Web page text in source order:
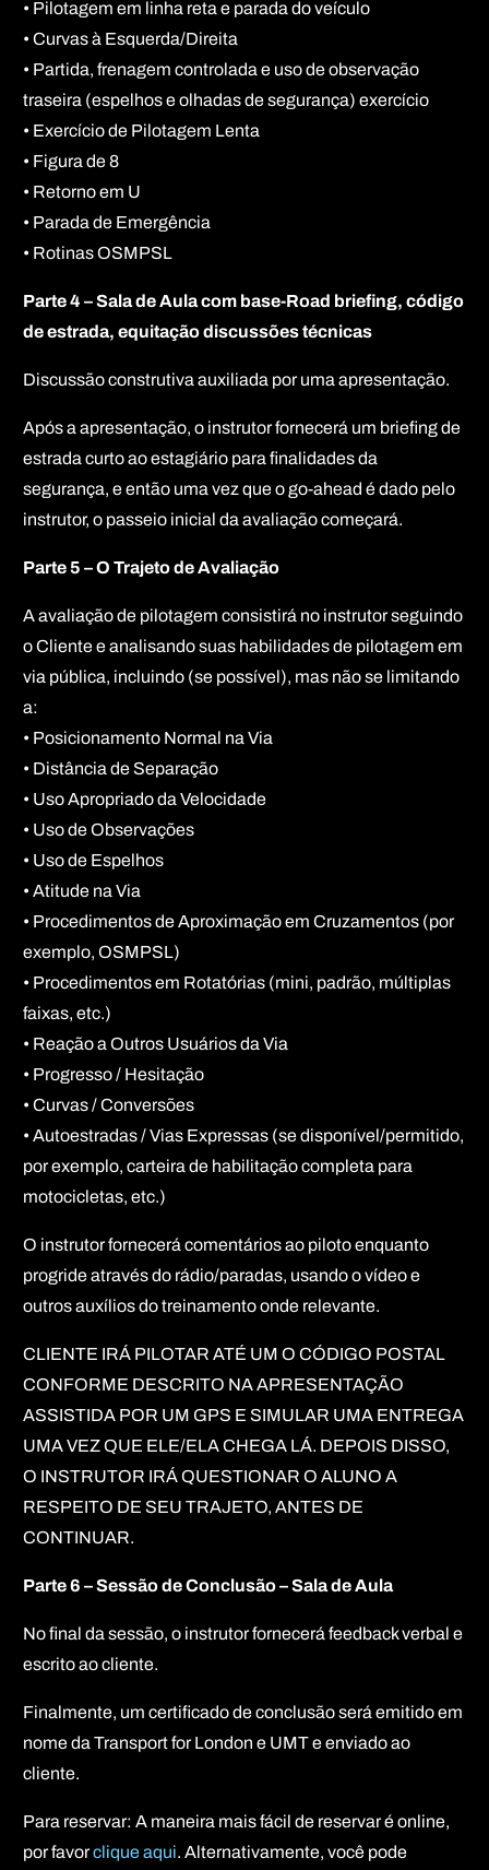
• Pilotagem em linha reta e parada do veículo
• Curvas à Esquerda/Direita
• Partida, frenagem controlada e uso de observação
traseira (espelhos e olhadas de segurança) exercício
• Exercício de Pilotagem Lenta
• Figura de 8
• Retorno em U
• Parada de Emergência
• Rotinas OSMPSL
Parte 4 – Sala de Aula com base-Road briefing, código
de estrada, equitação discussões técnicas
Discussão construtiva auxiliada por uma apresentação.
Após a apresentação, o instrutor fornecerá um briefing de
estrada curto ao estagiário para finalidades da
segurança, e então uma vez que o go-ahead é dado pelo
instrutor, o passeio inicial da avaliação começará.
Parte 5 – O Trajeto de Avaliação
A avaliação de pilotagem consistirá no instrutor seguindo
o Cliente e analisando suas habilidades de pilotagem em
via pública, incluindo (se possível), mas não se limitando
a:
• Posicionamento Normal na Via
• Distância de Separação
• Uso Apropriado da Velocidade
• Uso de Observações
• Uso de Espelhos
• Atitude na Via
• Procedimentos de Aproximação em Cruzamentos (por
exemplo, OSMPSL)
• Procedimentos em Rotatórias (mini, padrão, múltiplas
faixas, etc.)
• Reação a Outros Usuários da Via
• Progresso / Hesitação
• Curvas / Conversões
• Autoestradas / Vias Expressas (se disponível/permitido,
por exemplo, carteira de habilitação completa para
motocicletas, etc.)
O instrutor fornecerá comentários ao piloto enquanto
progride através do rádio/paradas, usando o vídeo e
outros auxílios do treinamento onde relevante.
CLIENTE IRÁ PILOTAR ATÉ UM O CÓDIGO POSTAL
CONFORME DESCRITO NA APRESENTAÇÃO
ASSISTIDA POR UM GPS E SIMULAR UMA ENTREGA
UMA VEZ QUE ELE/ELA CHEGA LÁ. DEPOIS DISSO,
O INSTRUTOR IRÁ QUESTIONAR O ALUNO A
RESPEITO DE SEU TRAJETO, ANTES DE
CONTINUAR.
Parte 6 – Sessão de Conclusão – Sala de Aula
No final da sessão, o instrutor fornecerá feedback verbal e
escrito ao cliente.
Finalmente, um certificado de conclusão será emitido em
nome da Transport for London e UMT e enviado ao
cliente.
Para reservar: A maneira mais fácil de reservar é online,
por favorclique aqui. Alternativamente, você pode